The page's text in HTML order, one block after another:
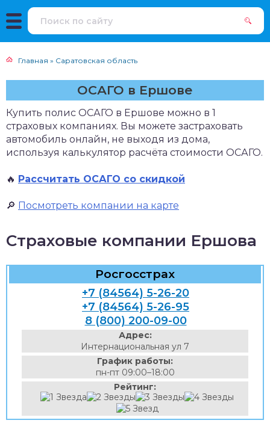
Главная » Саратовская область
ОСАГО в Ершове
Купить полис ОСАГО в Ершове можно в 1
страховых компаниях. Вы можете застраховать
автомобиль онлайн, не выходя из дома,
используя калькулятор расчёта стоимости ОСАГО.
🔥 Рассчитать ОСАГО со скидкой
🔎 Посмотреть компании на карте
Страховые компании Ершова
Росгосстрах
+7 (84564) 5-26-20
+7 (84564) 5-26-95
8 (800) 200-09-00
Адрес:
Интернациональная ул 7
График работы:
пн-пт 09:00–18:00
Рейтинг: